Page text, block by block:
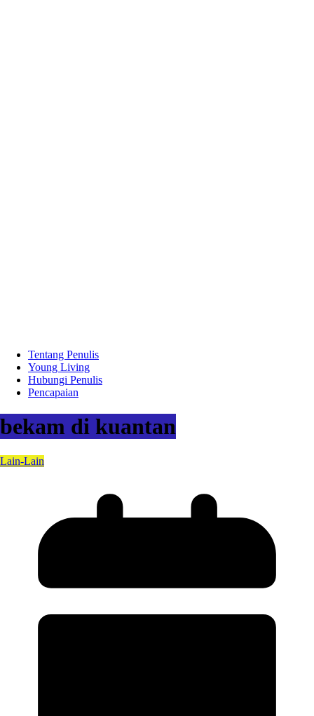
Tentang Penulis
Young Living
Hubungi Penulis
Pencapaian
bekam di kuantan
Lain-Lain